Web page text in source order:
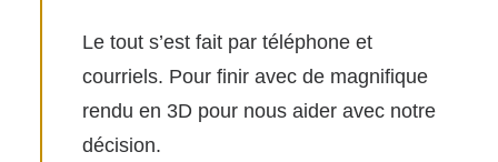
Le tout s’est fait par téléphone et
courriels. Pour finir avec de magnifique
rendu en 3D pour nous aider avec notre
décision.